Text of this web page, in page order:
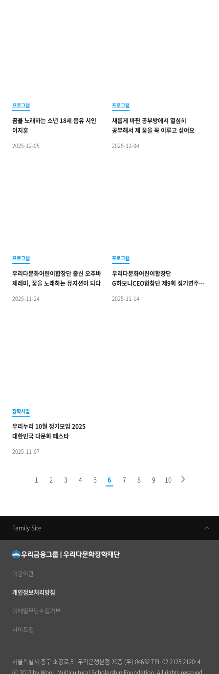
프로그램
꿈을 노래하는 소년 18세 음유 시인
이지훈
2025-12-05
프로그램
새롭게 바뀐 공부방에서 열심히
공부해서 제 꿈을 꼭 이루고 싶어요
2025-12-04
프로그램
우리다문화어린이합창단 출신 오추바
제레미, 꿈을 노래하는 뮤지션이 되다
2025-11-24
프로그램
우리다문화어린이합창단
G하모니CEO합창단 제9회 정기연주회
2025-11-14
장학사업
우리누리 10월 정기모임 2025
대한민국 다문화 페스타
2025-11-07
1 2 3 4 5 6 7 8 9 10
이용약관
개인정보처리방침
이메일무단수집거부
사이트맵
Family Site
우리금융지주
우리은행
동양생명
우리카드
우리금융캐피탈
우리투자증권
우리자산신탁
서울특별시 중구 소공로 51 우리은행본점 20층 (우) 04632TEL 02 2125 2120~4